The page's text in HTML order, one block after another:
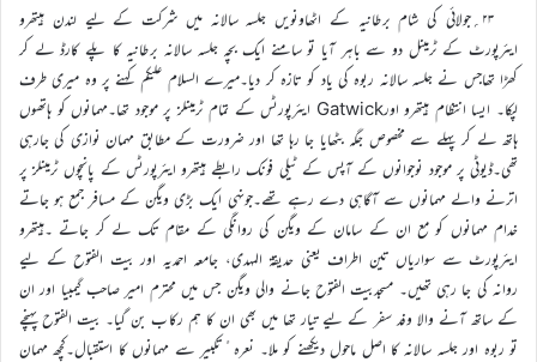
۲۳؍جولائی کی شام برطانیہ کے اٹھاونویں جلسہ سالانہ میں شرکت کے لیے لندن ہیتھرو
ایئرپورٹ کے ٹرمینل دو سے باہر آیا تو سامنے ایک بچہ جلسہ سالانہ برطانیہ کا پلے کارڈ لے کر
کھڑا تھاجس نے جلسہ سالانہ ربوہ کی یاد کو تازہ کر دیا۔میرے السلام علیکم کہنے پر وہ میری طرف
لپکا۔ ایسا انتظام ہیتھرو اورGatwick ایئرپورٹس کے تمام ٹرمینلز پر موجود تھا۔مہمانوں کو ہاتھوں
ہاتھ لے کر پہلے سے مخصوص جگہ بٹھایا جا رہا تھا اور ضرورت کے مطابق مہمان نوازی کی جارہی
تھی۔ڈیوٹی پر موجود نوجوانوں کے آپس کے ٹیلی فونک رابطے ہیتھرو ایئرپورٹس کے پانچوں ٹرمینلز پر
اترنے والے مہمانوں سے آگاہی دے رہے تھے۔جونہی ایک بڑی ویگن کے مسافر جمع ہو جاتے
خدام مہمانوں کو مع ان کے سامان کے ویگن کی روانگی کے مقام تک لے کر جاتے ۔ہیتھرو
ایئرپورٹ سے سواریاں تین اطراف یعنی حدیقۃ المہدی، جامعہ احمدیہ اور بیت الفتوح کے لیے
روانہ کی جا رہی تھیں۔ مسجدبیت الفتوح جانے والی ویگن جس میں محترم امیر صاحب گیمبیا اور ان
کے ساتھ آنے والا وفد سفر کے لیے تیار تھا میں بھی ان کا ہم رکاب بن گیا۔ بیت الفتوح پہنچے
تو ربوہ اور جلسہ سالانہ کا اصل ماحول دیکھنے کو ملا۔ نعرہ ٔتکبیر سے مہمانوں کا استقبال۔کچھ مہمان